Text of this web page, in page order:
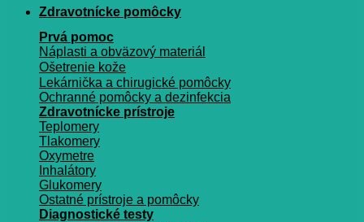
Zdravotnícke pomôcky
Prvá pomoc
Náplasti a obväzový materiál
Ošetrenie kože
Lekárnička a chirugické pomôcky
Ochranné pomôcky a dezinfekcia
Zdravotnícke prístroje
Teplomery
Tlakomery
Oxymetre
Inhalátory
Glukomery
Ostatné prístroje a pomôcky
Diagnostické testy